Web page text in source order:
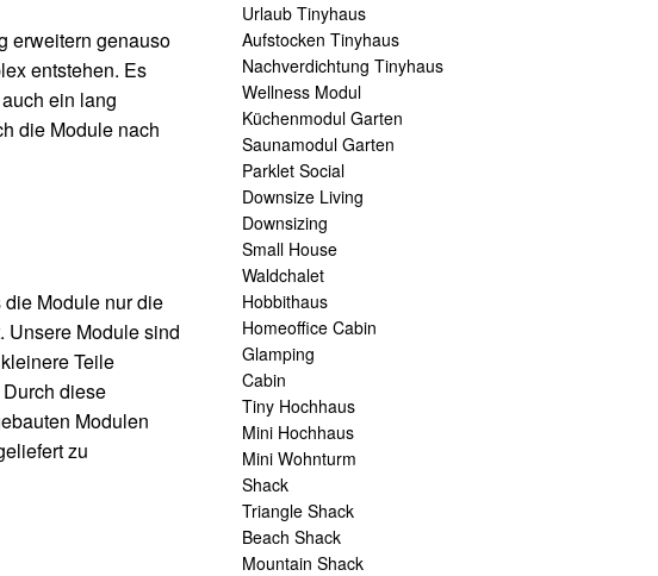
erweitern genauso
entstehen. Es
ein lang
die Module nach
die Module nur die
Unsere Module sind
Teile
diese
Modulen
zu
Urlaub Tinyhaus
Aufstocken Tinyhaus
Nachverdichtung Tinyhaus
Wellness Modul
Küchenmodul Garten
Saunamodul Garten
Parklet Social
Downsize Living
Downsizing
Small House
Waldchalet
Hobbithaus
Homeoffice Cabin
Glamping
Cabin
Tiny Hochhaus
Mini Hochhaus
Mini Wohnturm
Shack
Triangle Shack
Beach Shack
Mountain Shack